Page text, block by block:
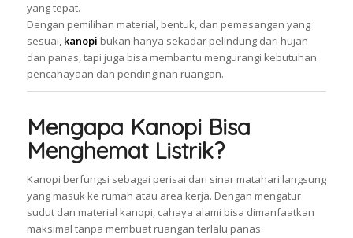
yang tepat.
Dengan pemilihan material, bentuk, dan pemasangan yang
sesuai, kanopi bukan hanya sekadar pelindung dari hujan
dan panas, tapi juga bisa membantu mengurangi kebutuhan
pencahayaan dan pendinginan ruangan.
Mengapa Kanopi Bisa
Menghemat Listrik?
Kanopi berfungsi sebagai perisai dari sinar matahari langsung
yang masuk ke rumah atau area kerja. Dengan mengatur
sudut dan material kanopi, cahaya alami bisa dimanfaatkan
maksimal tanpa membuat ruangan terlalu panas.